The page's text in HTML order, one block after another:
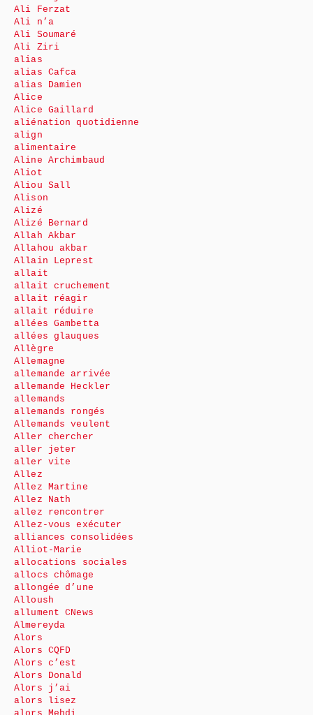
Ali Ferzat
Ali n’a
Ali Soumaré
Ali Ziri
alias
alias Cafca
alias Damien
Alice
Alice Gaillard
aliénation quotidienne
align
alimentaire
Aline Archimbaud
Aliot
Aliou Sall
Alison
Alizé
Alizé Bernard
Allah Akbar
Allahou akbar
Allain Leprest
allait
allait cruchement
allait réagir
allait réduire
allées Gambetta
allées glauques
Allègre
Allemagne
allemande arrivée
allemande Heckler
allemands
allemands rongés
Allemands veulent
Aller chercher
aller jeter
aller vite
Allez
Allez Martine
Allez Nath
allez rencontrer
Allez-vous exécuter
alliances consolidées
Alliot-Marie
allocations sociales
allocs chômage
allongée d’une
Alloush
allument CNews
Almereyda
Alors
Alors CQFD
Alors c’est
Alors Donald
Alors j’ai
alors lisez